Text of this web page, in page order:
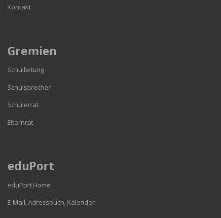
Kontakt
Gremien
Schulleitung
Schulsprecher
Schülerrat
Elternrat
eduPort
eduPort Home
E-Mail, Adressbuch, Kalender